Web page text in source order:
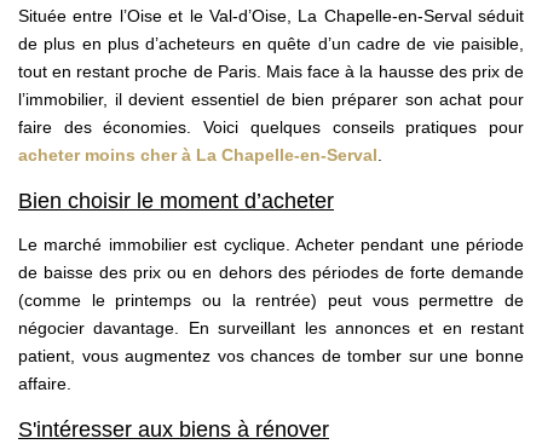
Située entre l’Oise et le Val-d’Oise, La Chapelle-en-Serval séduit
de plus en plus d’acheteurs en quête d’un cadre de vie paisible,
tout en restant proche de Paris. Mais face à la hausse des prix de
l’immobilier, il devient essentiel de bien préparer son achat pour
faire des économies. Voici quelques conseils pratiques pour
acheter moins cher à La Chapelle-en-Serval.
Bien choisir le moment d’acheter
Le marché immobilier est cyclique. Acheter pendant une période
de baisse des prix ou en dehors des périodes de forte demande
(comme le printemps ou la rentrée) peut vous permettre de
négocier davantage. En surveillant les annonces et en restant
patient, vous augmentez vos chances de tomber sur une bonne
affaire.
S'intéresser aux biens à rénover